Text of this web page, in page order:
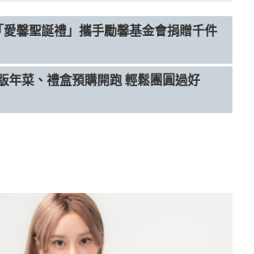
愛馨聖誕禮」攜手勵馨基金會捐贈千件
年菜、禮盒預購開跑 輕鬆團圓過好